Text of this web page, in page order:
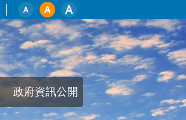
政府資訊公開